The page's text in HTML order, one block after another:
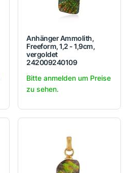
Anhänger Ammolith,
Freeform, 1,2 - 1,9cm,
vergoldet
242009240109
Bitte anmelden um Preise
zu sehen.